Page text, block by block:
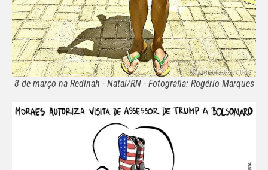
8 de março na Redinah - Natal/RN - Fotografia: Rogério Marques